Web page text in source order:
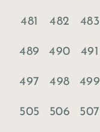
481 482 483
489 490 491
497 498 499
505 506 507